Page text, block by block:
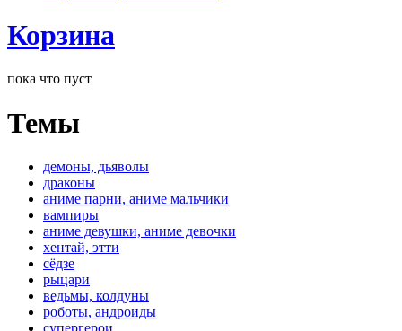
Корзина
пока что пуст
Темы
демоны, дьяволы
драконы
аниме парни, аниме мальчики
вампиры
аниме девушки, аниме девочки
хентай, этти
сёдзе
рыцари
ведьмы, колдуны
роботы, андроиды